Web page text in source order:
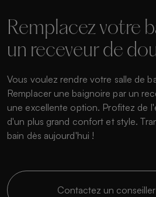
Remplacez votre
un receveur de
Vous voulez rendre votre salle de
Remplacer une baignoire par un
une excellente option. Profitez de
d'un plus grand confort et style.
bain dès aujourd'hui !
Contactez un conseiller